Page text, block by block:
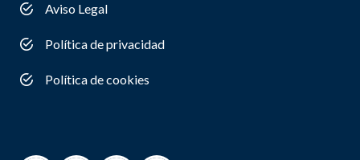
Aviso Legal
Política de privacidad
Política de cookies